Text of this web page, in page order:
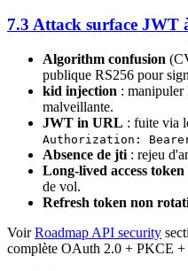
7.3 Attack surface JWT
Algorithm confusion
publique RS256 pour
kid injection : manipuler
malveillante.
JWT in URL : fuite via
Authorization:
Absence de jti : rejeu
Long-lived access token
de vol.
Refresh token non
VoirRoadmap API security
complète OAuth 2.0 + PKCE +